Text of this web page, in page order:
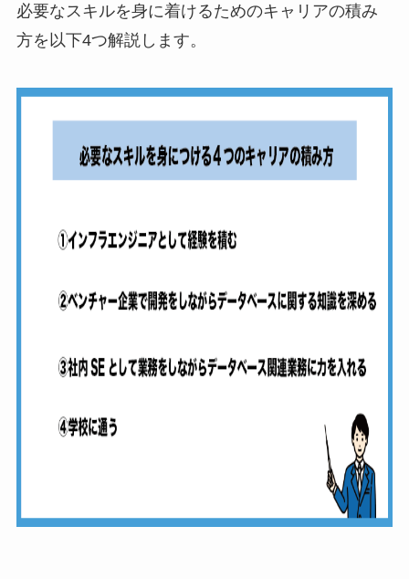
必要なスキルを身に着けるためのキャリアの積み
方を以下4つ解説します。